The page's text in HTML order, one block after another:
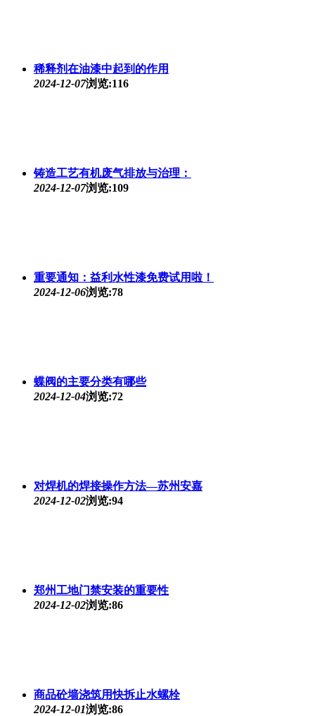
稀释剂在油漆中起到的作用
2024-12-07浏览:116
铸造工艺有机废气排放与治理：
2024-12-07浏览:109
重要通知：益利水性漆免费试用啦！
2024-12-06浏览:78
蝶阀的主要分类有哪些
2024-12-04浏览:72
对焊机的焊接操作方法—苏州安嘉
2024-12-02浏览:94
郑州工地门禁安装的重要性
2024-12-02浏览:86
商品砼墙浇筑用快拆止水螺栓
2024-12-01浏览:86